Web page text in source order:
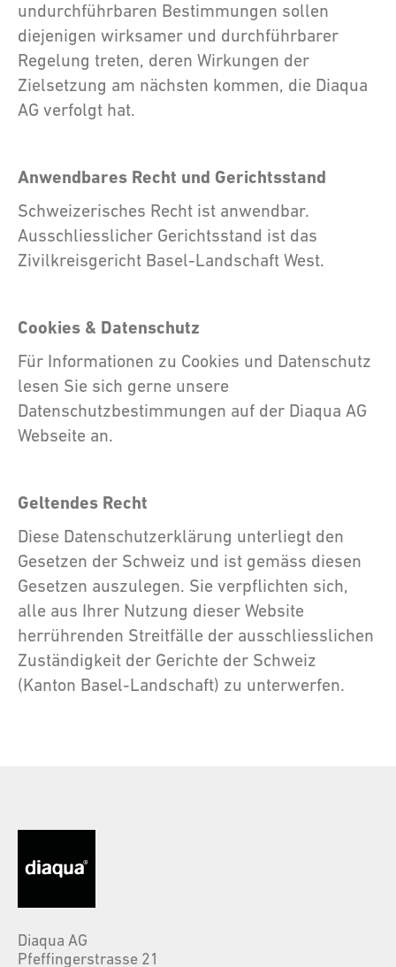
undurchführbaren Bestimmungen sollen
diejenigen wirksamer und durchführbarer
Regelung treten, deren Wirkungen der
Zielsetzung am nächsten kommen, die Diaqua
AG verfolgt hat.
Anwendbares Recht und Gerichtsstand
Schweizerisches Recht ist anwendbar.
Ausschliesslicher Gerichtsstand ist das
Zivilkreisgericht Basel-Landschaft West.
Cookies & Datenschutz
Für Informationen zu Cookies und Datenschutz
lesen Sie sich gerne unsere
Datenschutzbestimmungen auf der Diaqua AG
Webseite an.
Geltendes Recht
Diese Datenschutzerklärung unterliegt den
Gesetzen der Schweiz und ist gemäss diesen
Gesetzen auszulegen. Sie verpflichten sich,
alle aus Ihrer Nutzung dieser Website
herrührenden Streitfälle der ausschliesslichen
Zuständigkeit der Gerichte der Schweiz
(Kanton Basel-Landschaft) zu unterwerfen.
Diaqua AG
Pfeffingerstrasse 21